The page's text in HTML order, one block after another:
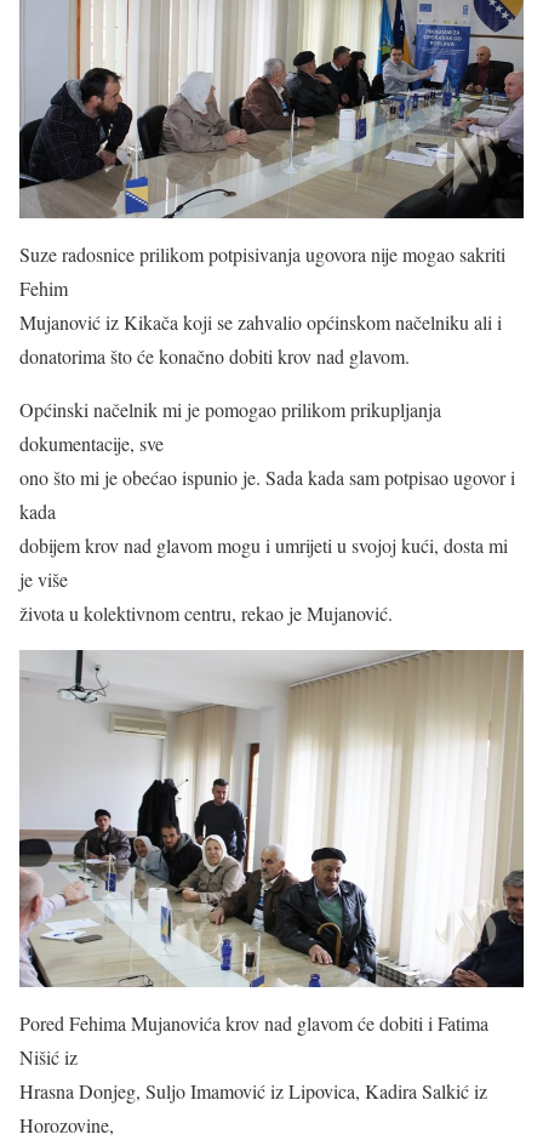
Suze radosnice prilikom potpisivanja ugovora nije mogao sakriti
Fehim
Mujanović iz Kikača koji se zahvalio općinskom načelniku ali i
donatorima što će konačno dobiti krov nad glavom.
Općinski načelnik mi je pomogao prilikom prikupljanja
dokumentacije, sve
ono što mi je obećao ispunio je. Sada kada sam potpisao ugovor i
kada
dobijem krov nad glavom mogu i umrijeti u svojoj kući, dosta mi
je više
života u kolektivnom centru, rekao je Mujanović.
Pored Fehima Mujanovića krov nad glavom će dobiti i Fatima
Nišić iz
Hrasna Donjeg, Suljo Imamović iz Lipovica, Kadira Salkić iz
Horozovine,